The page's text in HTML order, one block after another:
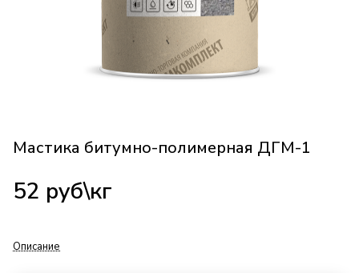
Мастика битумно-полимерная ДГМ-1
52 руб\кг
Описание